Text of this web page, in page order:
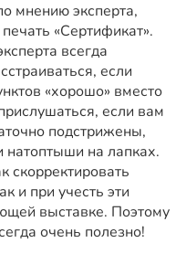
мнению эксперта,
«Сертификат».
всегда
если
«хорошо» вместо
если вам
подстрижены,
на лапках.
и при учесть эти
выставке. Поэтому
очень полезно!